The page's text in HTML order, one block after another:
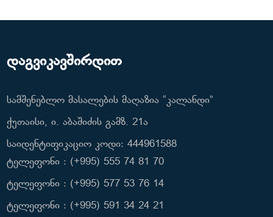
დაგვიკავშირდით
სამშენებლო მასალების მაღაზია “კალანდი”
ქუთაისი, ი. აბაშიძის გამზ. 21ა
საიდენტიფიკაციო კოდი: 444961588
ტელეფონი : (+995) 555 74 81 70
ტელეფონი : (+995) 577 53 76 14
ტელეფონი : (+995) 591 34 24 21